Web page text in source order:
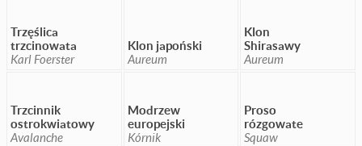
Trzęślica
trzcinowata
Karl Foerster
Klon japoński
Aureum
Klon
Shirasawy
Aureum
Trzcinnik
ostrokwiatowy
Avalanche
Modrzew
europejski
Kórnik
Proso
rózgowate
Squaw